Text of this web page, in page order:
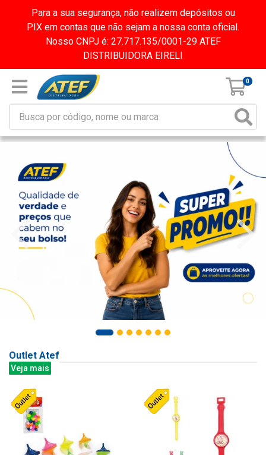
Para a sua segurança, não realizem depósitos ou
PIX em contas que não sejam a nossa conta oficial.
Nosso CNPJ é: 27.717.135/0001-29 ATEF
DISTRIBUIDORA EIRELI
0
Outlet Atef
Veja mais